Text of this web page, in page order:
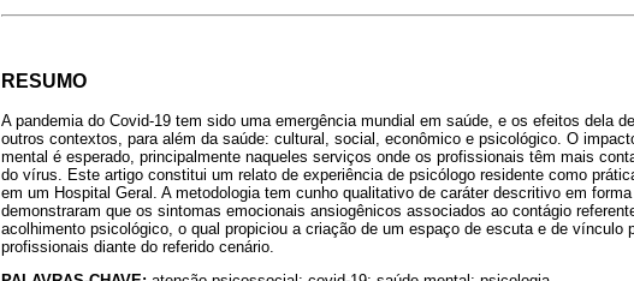
RESUMO
A pandemia do Covid-19 tem sido uma emergência mundial em saúde, e os efeitos dela
outros contextos, para além da saúde: cultural, social, econômico e psicológico. O
mental é esperado, principalmente naqueles serviços onde os profissionais têm mais
do vírus. Este artigo constitui um relato de experiência de psicólogo residente como
em um Hospital Geral. A metodologia tem cunho qualitativo de caráter descritivo em
demonstraram que os sintomas emocionais ansiogênicos associados ao contágio
acolhimento psicológico, o qual propiciou a criação de um espaço de escuta e de vínculo
profissionais diante do referido cenário.